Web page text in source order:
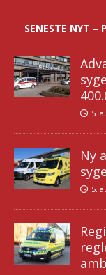
SENESTE NYT –
5.
Ny
5.